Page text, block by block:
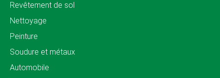
Revêtement de sol
Nettoyage
Peinture
Soudure et métaux
Automobile